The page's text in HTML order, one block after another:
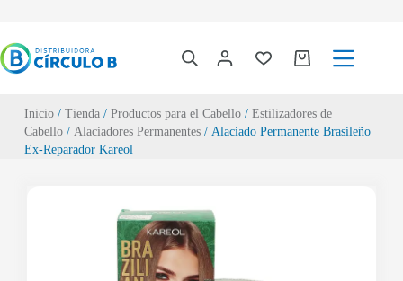
Inicio/ Tienda/ Productos para el Cabello/ Estilizadores de
Cabello/ Alaciadores Permanentes/ Alaciado Permanente Brasileño
Ex-Reparador Kareol